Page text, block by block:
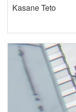
Kasane Teto